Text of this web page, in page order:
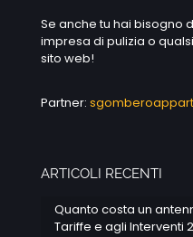
Se anche tu hai bisogno
impresa di pulizia o
sito web!
Partner:
ARTICOLI RECENTI
Quanto costa un
Tariffe e agli Interventi